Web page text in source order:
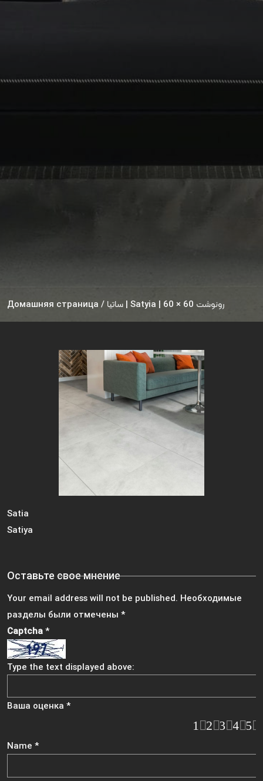
Домашняя страница / ساتیا | Satyia | 60 × 60 رونوشت
Satia
Satiya
Оставьте свое мнение
Your email address will not be published. Необходимые
разделы были отмечены *
Name *
Captcha *
Type the text displayed above:
Ваша оценка *
5
4
3
2
1